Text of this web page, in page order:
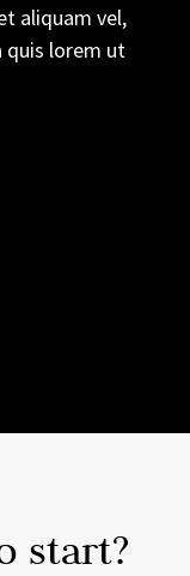
aliquam vel,
quis lorem ut
start?